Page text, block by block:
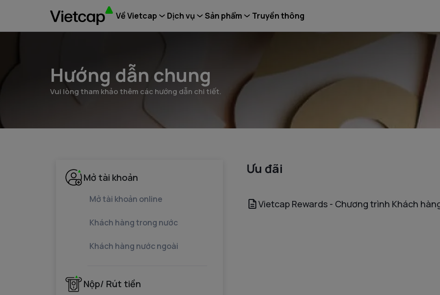
Về Vietcap Dịch vụ Sản phẩm Truyền thông
Hướng dẫn chung
Vui lòng tham khảo thêm các hướng dẫn chi tiết.
Mở tài khoản
Mở tài khoản online
Khách hàng trong nước
Khách hàng nước ngoài
Nộp/ Rút tiền
Ưu đãi
Vietcap Rewards - Chương trình Khách